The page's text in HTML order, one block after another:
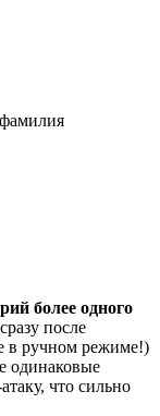
более одного
после
в ручном режиме!)
одинаковые
что сильно